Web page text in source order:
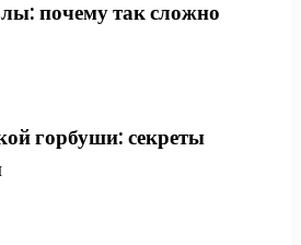
почему так сложно
горбуши: секреты